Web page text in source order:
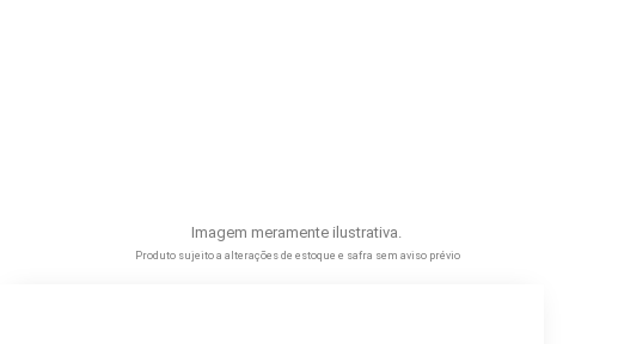
Imagem meramente ilustrativa.
Produto sujeito a alterações de estoque e safra sem aviso prévio